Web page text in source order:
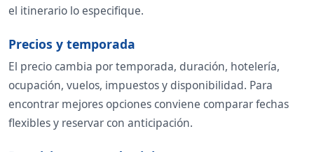
el itinerario lo especifique.
Precios y temporada
El precio cambia por temporada, duración, hotelería,
ocupación, vuelos, impuestos y disponibilidad. Para
encontrar mejores opciones conviene comparar fechas
flexibles y reservar con anticipación.